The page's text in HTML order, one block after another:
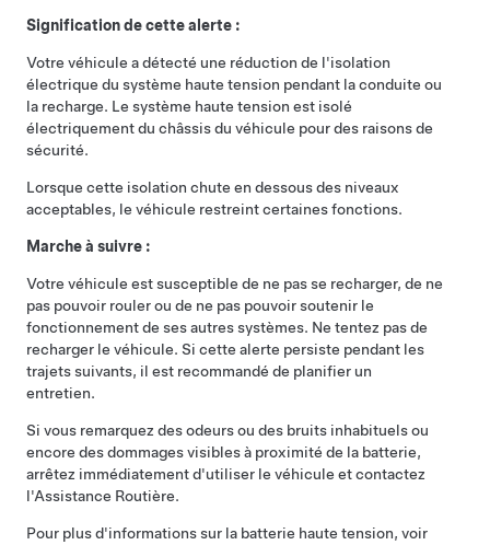
Signification de cette alerte :
Votre véhicule a détecté une réduction de l'isolation
électrique du système haute tension pendant la conduite ou
la recharge. Le système haute tension est isolé
électriquement du châssis du véhicule pour des raisons de
sécurité.
Lorsque cette isolation chute en dessous des niveaux
acceptables, le véhicule restreint certaines fonctions.
Marche à suivre :
Votre véhicule est susceptible de ne pas se recharger, de ne
pas pouvoir rouler ou de ne pas pouvoir soutenir le
fonctionnement de ses autres systèmes. Ne tentez pas de
recharger le véhicule. Si cette alerte persiste pendant les
trajets suivants, il est recommandé de planifier un
entretien.
Si vous remarquez des odeurs ou des bruits inhabituels ou
encore des dommages visibles à proximité de la batterie,
arrêtez immédiatement d'utiliser le véhicule et contactez
l'Assistance Routière.
Pour plus d'informations sur la batterie haute tension, voir